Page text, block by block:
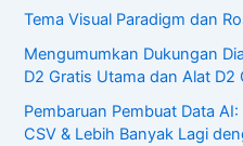
Tema Visual Paradigm dan
Mengumumkan Dukungan
D2 Gratis Utama dan Alat D2
Pembaruan Pembuat Data
CSV & Lebih Banyak Lagi